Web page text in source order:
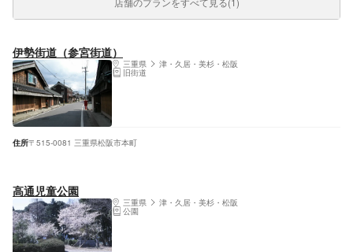
伊勢街道（参宮街道）
三重県 津・久居・美杉・松阪
旧街道
住所〒515-0081 三重県松阪市本町
高通児童公園
三重県 津・久居・美杉・松阪
公園